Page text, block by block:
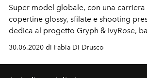
Super model globale, con una
copertine glossy, sfilate e shooting
dedica al progetto Gryph & IvyRose,
approccio preventivo al benessere. E
30.06.2020 di Fabia Di Drusco